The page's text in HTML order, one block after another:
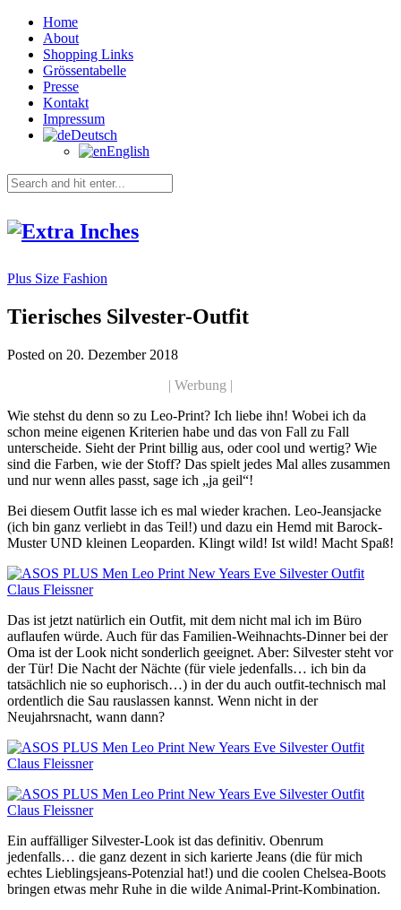
Home
About
Shopping Links
Grössentabelle
Presse
Kontakt
Impressum
Deutsch
English
Plus Size Fashion
Tierisches Silvester-Outfit
Posted on 20. Dezember 2018
| Werbung |
Wie stehst du denn so zu Leo-Print? Ich liebe ihn! Wobei ich da
schon meine eigenen Kriterien habe und das von Fall zu Fall
unterscheide. Sieht der Print billig aus, oder cool und wertig? Wie
sind die Farben, wie der Stoff? Das spielt jedes Mal alles zusammen
und nur wenn alles passt, sage ich „ja geil“!
Bei diesem Outfit lasse ich es mal wieder krachen. Leo-Jeansjacke
(ich bin ganz verliebt in das Teil!) und dazu ein Hemd mit Barock-
Muster UND kleinen Leoparden. Klingt wild! Ist wild! Macht Spaß!
Das ist jetzt natürlich ein Outfit, mit dem nicht mal ich im Büro
auflaufen würde. Auch für das Familien-Weihnachts-Dinner bei der
Oma ist der Look nicht sonderlich geeignet. Aber: Silvester steht vor
der Tür! Die Nacht der Nächte (für viele jedenfalls… ich bin da
tatsächlich nie so euphorisch…) in der du auch outfit-technisch mal
ordentlich die Sau rauslassen kannst. Wenn nicht in der
Neujahrsnacht, wann dann?
Ein auffälliger Silvester-Look ist das definitiv. Obenrum
jedenfalls… die ganz dezent in sich karierte Jeans (die für mich
echtes Lieblingsjeans-Potenzial hat!) und die coolen Chelsea-Boots
bringen etwas mehr Ruhe in die wilde Animal-Print-Kombination.